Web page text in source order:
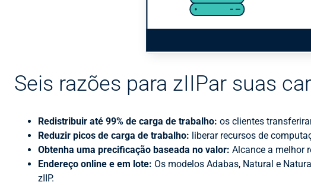
Seis razões para zIIPar suas
Redistribuir até 99% de carga de trabalho: os clientes
Reduzir picos de carga de trabalho: liberar recursos de
Obtenha uma precificação baseada no valor: Alcance a melhor
Endereço online e em lote: Os modelos Adabas, Natural e
zIIP.